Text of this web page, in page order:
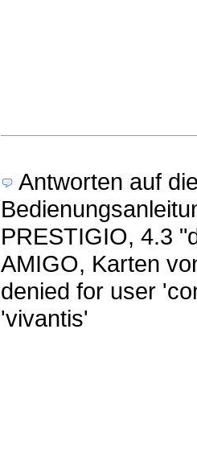
Antworten auf
PRESTIGIO, 4.3
AMIGO, Karten
denied for user
'vivantis'